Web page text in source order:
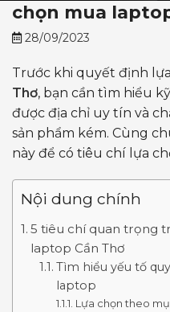
chọn mua
28/09/2023
Trước khi quyết định
Thơ, bạn cần tìm hiểu
được địa chỉ uy tín và
sản phẩm kém. Cùng
này để có tiêu chí lựa
Nội dung chính
5 tiêu chí quan trọng
laptop Cần Thơ
Tìm hiểu yếu tố
laptop
Lựa chọn theo